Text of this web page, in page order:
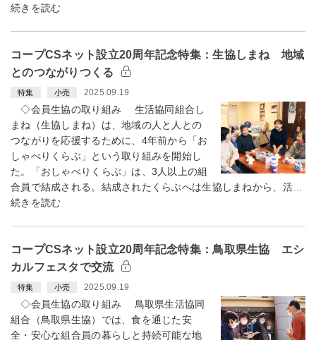
続きを読む
コープCSネット設立20周年記念特集：生協しまね 地域
とのつながりつくる
特集 小売 2025.09.19
◇会員生協の取り組み 生活協同組合し
まね（生協しまね）は、地域の人と人との
つながりを応援するために、4年前から「お
しゃべりくらぶ」という取り組みを開始し
た。「おしゃべりくらぶ」は、3人以上の組
合員で結成される。結成されたくらぶへは生協しまねから、活…
続きを読む
コープCSネット設立20周年記念特集：鳥取県生協 エシ
カルフェスタで交流
特集 小売 2025.09.19
◇会員生協の取り組み 鳥取県生活協同
組合（鳥取県生協）では、食を通じた安
全・安心な組合員の暮らしと持続可能な地